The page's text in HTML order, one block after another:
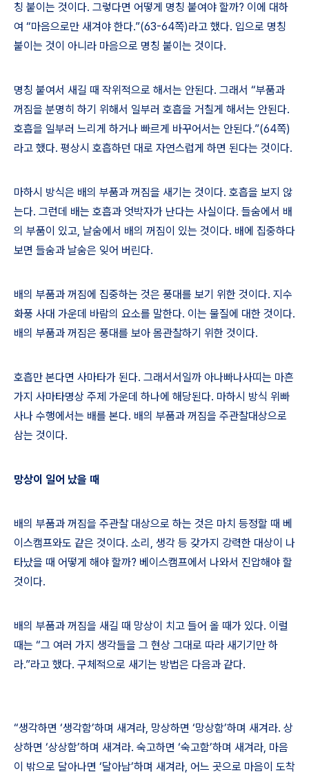
칭 붙이는 것이다. 그렇다면 어떻게 명칭 붙여야 할까? 이에 대하
여 “마음으로만 새겨야 한다.”(63-64쪽)라고 했다. 입으로 명칭
붙이는 것이 아니라 마음으로 명칭 붙이는 것이다.
명칭 붙여서 새길 때 작위적으로 해서는 안된다. 그래서 “부품과
꺼짐을 분명히 하기 위해서 일부러 호흡을 거칠게 해서는 안된다.
호흡을 일부러 느리게 하거나 빠르게 바꾸어서는 안된다.”(64쪽)
라고 했다. 평상시 호흡하던 대로 자연스럽게 하면 된다는 것이다.
마하시 방식은 배의 부품과 꺼짐을 새기는 것이다. 호흡을 보지 않
는다. 그런데 배는 호흡과 엇박자가 난다는 사실이다. 들숨에서 배
의 부품이 있고, 날숨에서 배의 꺼짐이 있는 것이다. 배에 집중하다
보면 들숨과 날숨은 잊어 버린다.
배의 부품과 꺼짐에 집중하는 것은 풍대를 보기 위한 것이다. 지수
화풍 사대 가운데 바람의 요소를 말한다. 이는 물질에 대한 것이다.
배의 부품과 꺼짐은 풍대를 보아 몸관찰하기 위한 것이다.
호흡만 본다면 사마타가 된다. 그래서서일까 아나빠나사띠는 마흔
가지 사마타명상 주제 가운데 하나에 해당된다. 마하시 방식 위빠
사나 수행에서는 배를 본다. 배의 부품과 꺼짐을 주관찰대상으로
삼는 것이다.
망상이 일어 났을 때
배의 부품과 꺼짐을 주관찰 대상으로 하는 것은 마치 등정할 때 베
이스캠프와도 같은 것이다. 소리 , 생각 등 갖가지 강력한 대상이 나
타났을 때 어떻게 해야 할까? 베이스캠프에서 나와서 진압해야 할
것이다.
배의 부품과 꺼짐을 새길 때 망상이 치고 들어 올 때가 있다. 이럴
때는 “그 여러 가지 생각들을 그 현상 그대로 따라 새기기만 하
라.”라고 했다. 구체적으로 새기는 방법은 다음과 같다.
“생각하면 ‘생각함’하며 새겨라, 망상하면 ‘망상함’하며 새겨라. 상
상하면 ‘상상함’하며 새겨라. 숙고하면 ‘숙고함’하며 새겨라, 마음
이 밖으로 달아나면 ‘달아남’하며 새겨라, 어느 곳으로 마음이 도착